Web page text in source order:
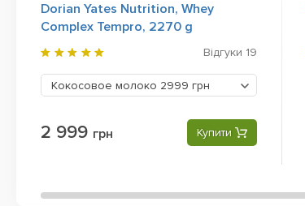
Dorian Yates Nutrition, Whey
Complex Tempro, 2270 g
Відгуки 19
Кокосовое молоко 2999 грн
2 999 грн Купити